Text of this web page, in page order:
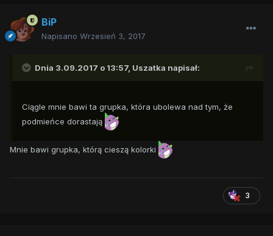
BiP
Napisano Wrzesień 3, 2017
Dnia 3.09.2017 o 13:57, Uszatka napisał:
Ciągle mnie bawi ta grupka, która ubolewa nad tym, że
podmieńce dorastają
Mnie bawi grupka, którą cieszą kolorki
3